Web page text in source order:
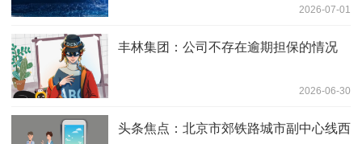
2026-07-01
丰林集团：公司不存在逾期担保的情况
2026-06-30
头条焦点：北京市郊铁路城市副中心线西